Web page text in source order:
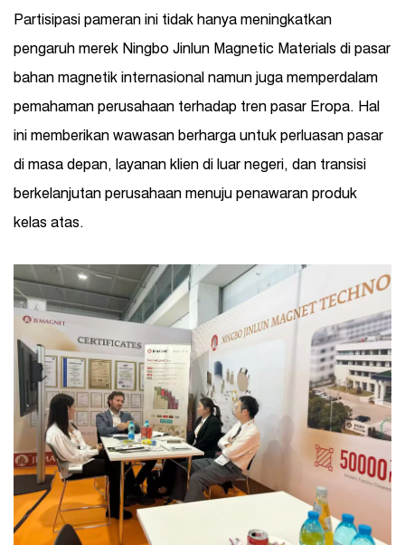
Partisipasi pameran ini tidak hanya meningkatkan
pengaruh merek Ningbo Jinlun Magnetic Materials di pasar
bahan magnetik internasional namun juga memperdalam
pemahaman perusahaan terhadap tren pasar Eropa. Hal
ini memberikan wawasan berharga untuk perluasan pasar
di masa depan, layanan klien di luar negeri, dan transisi
berkelanjutan perusahaan menuju penawaran produk
kelas atas.